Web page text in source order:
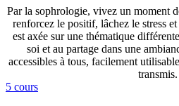
Par la sophrologie, vivez un moment
renforcez le positif, lâchez le stress
est axée sur une thématique
soi et au partage dans une
accessibles à tous, facilement
transmis.
5 cours